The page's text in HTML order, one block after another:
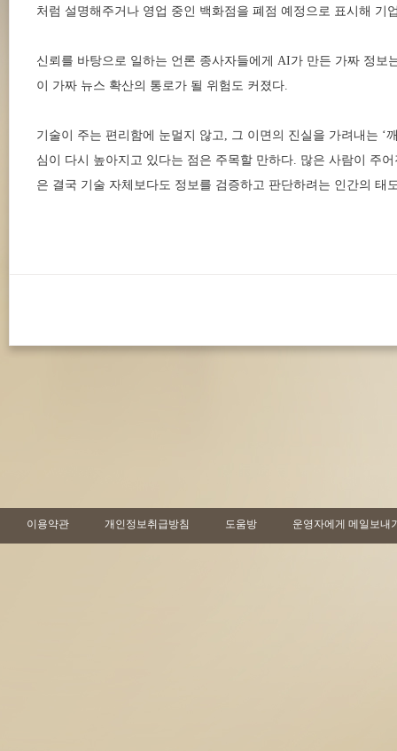
처럼 설명해주거나 영업 중인 백화점을 폐점 예정으로 표시해 기
신뢰를 바탕으로 일하는 언론 종사자들에게 AI가 만든 가짜 정
이 가짜 뉴스 확산의 통로가 될 위험도 커졌다.
기술이 주는 편리함에 눈멀지 않고, 그 이면의 진실을 가려내는
심이 다시 높아지고 있다는 점은 주목할 만하다. 많은 사람이 주
은 결국 기술 자체보다도 정보를 검증하고 판단하려는 인간의 태
이용약관 개인정보취급방침 도움방 운영자에게 메일보내